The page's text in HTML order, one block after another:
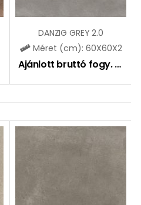
12990Ft
DANZIG GREY 2.0
Méret (cm): 60X60X2
Ajánlott bruttó fogy. ár: